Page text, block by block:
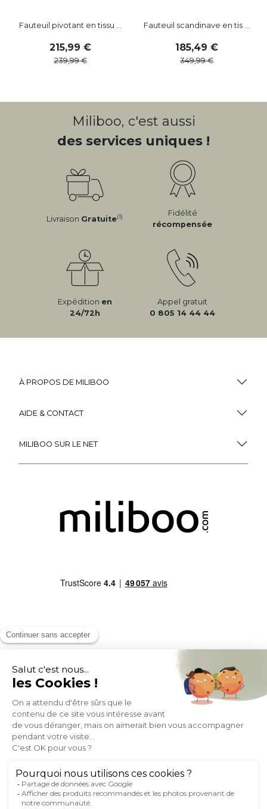
Fauteuil pivotant en tissu ...
215,99
239,99
Fauteuil scandinave en tis ...
185,49
349,99
Miliboo, c'est aussi
des services uniques !
Livraison Gratuite(1)
Fidélité
récompensée
Expédition en
24/72h
Appel gratuit
0 805 14 44 44
À PROPOS DE MILIBOO
AIDE & CONTACT
MILIBOO SUR LE NET
MOYENS DE PAIEMENT